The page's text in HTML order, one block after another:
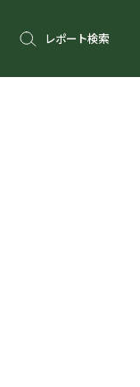
レポート検索